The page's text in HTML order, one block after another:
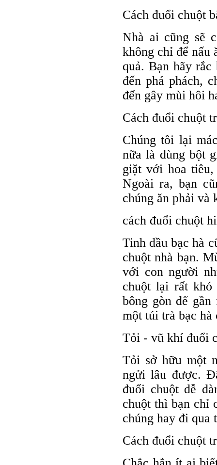
Cách đuổi chuột
Nhà ai cũng sẽ
không chỉ để nấu
quả. Bạn hãy
đến phá phách,
đến gây mùi hôi
Cách đuổi chuột
Chúng tôi lại
nữa là dùng bột
giặt với hoa
Ngoài ra, bạn
chúng ăn phải và
cách đuổi chuột
Tinh dầu bạc hà
chuột nhà bạn.
với con người
chuột lại rất khó
bông gòn để
một túi trà bạc
Tỏi - vũ khí đuổi
Tỏi sở hữu một
ngửi lâu được.
đuổi chuột dễ
chuột thì bạn chỉ
chúng hay đi
Cách đuổi chuột